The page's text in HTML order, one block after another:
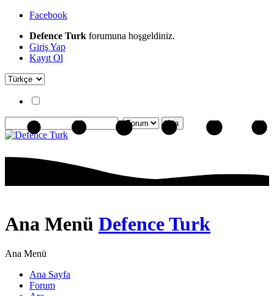
Facebook
Defence Turk forumuna hoşgeldiniz.
Giriş Yap
Kayıt Ol
Ana Menü Defence Turk
Ana Menü
Ana Sayfa
Forum